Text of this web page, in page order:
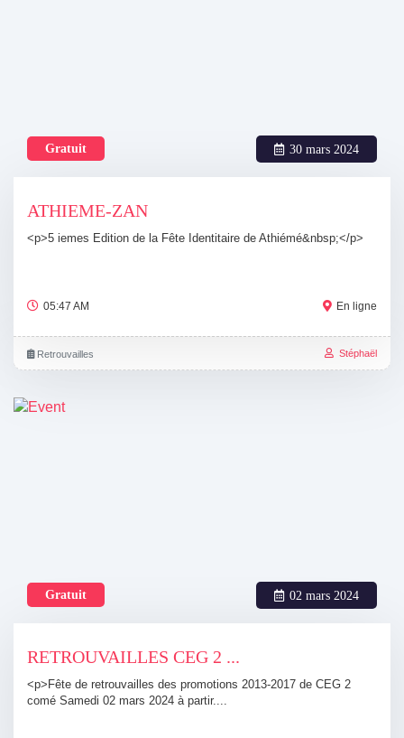
ATHIEME-ZAN
<p>5 iemes Edition de la Fête Identitaire de Athiémé&nbsp;</p>
30 mars 2024
05:47 AM En ligne
Retrouvailles
Gratuit
Stéphaël
RETROUVAILLES CEG 2 ...
<p>Fête de retrouvailles des promotions 2013-2017 de CEG 2
comé Samedi 02 mars 2024 à partir....
02 mars 2024
Gratuit